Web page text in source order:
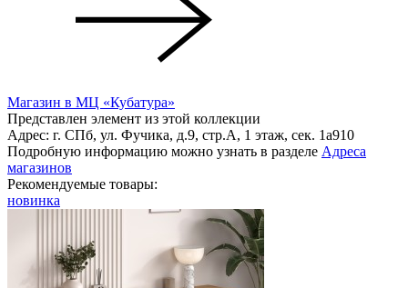
Магазин в МЦ «Кубатура»
Представлен элемент из этой коллекции
Адрес: г. СПб, ул. Фучика, д.9, стр.А, 1 этаж, сек. 1a910
Подробную информацию можно узнать в разделе Адреса
магазинов
Рекомендуемые товары:
новинка